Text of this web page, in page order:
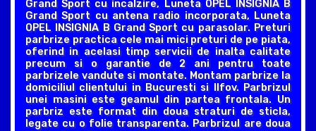
Grand Sport cu incalzire, Luneta OPEL INSIGNIA B
Grand Sport cu antena radio incorporata, Luneta
OPEL INSIGNIA B Grand Sport cu parasolar. Preturi
parbrize practica cele mai mici preturi de pe piata,
oferind in acelasi timp servicii de inalta calitate
precum si o garantie de 2 ani pentru toate
parbrizele vandute si montate. Montam parbrize la
domiciliul clientului in Bucuresti si Ilfov. Parbrizul
unei masini este geamul din partea frontala. Un
parbriz este format din doua straturi de sticla,
legate cu o folie transparenta. Parbrizul are doua